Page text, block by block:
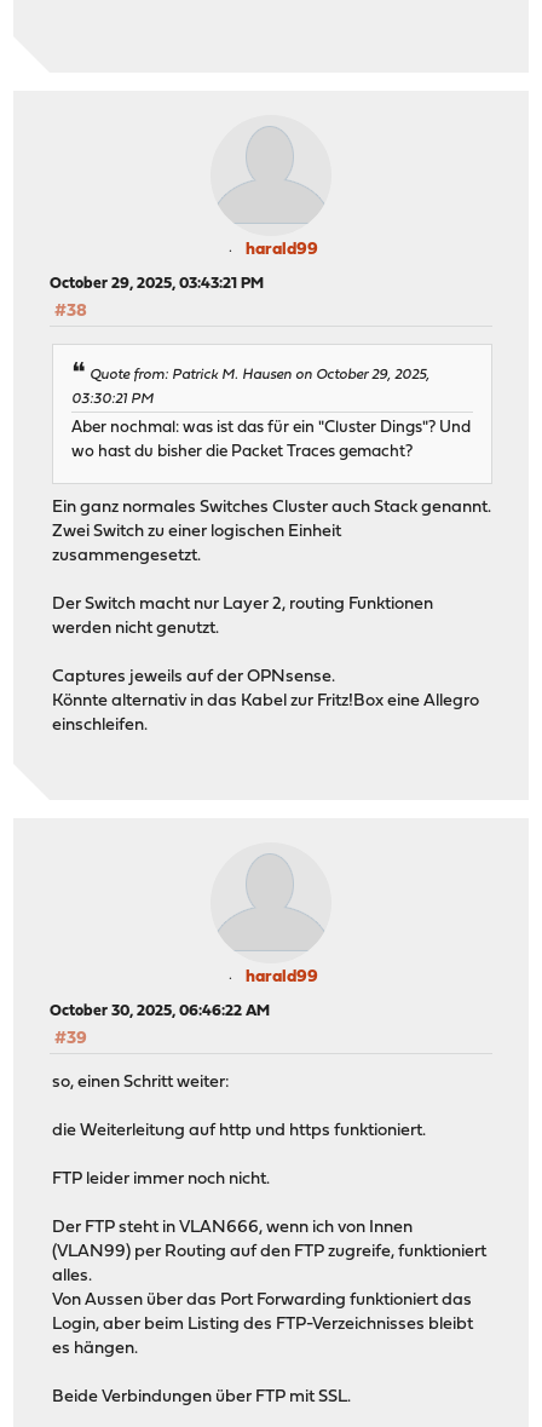
harald99
October 29, 2025, 03:43:21 PM
#38
Quote from: Patrick M. Hausen on October 29, 2025,
03:30:21 PM
Aber nochmal: was ist das für ein "Cluster Dings"? Und
wo hast du bisher die Packet Traces gemacht?
Ein ganz normales Switches Cluster auch Stack genannt.
Zwei Switch zu einer logischen Einheit
zusammengesetzt.
Der Switch macht nur Layer 2, routing Funktionen
werden nicht genutzt.
Captures jeweils auf der OPNsense.
Könnte alternativ in das Kabel zur Fritz!Box eine Allegro
einschleifen.
harald99
October 30, 2025, 06:46:22 AM
#39
so, einen Schritt weiter:
die Weiterleitung auf http und https funktioniert.
FTP leider immer noch nicht.
Der FTP steht in VLAN666, wenn ich von Innen
(VLAN99) per Routing auf den FTP zugreife, funktioniert
alles.
Von Aussen über das Port Forwarding funktioniert das
Login, aber beim Listing des FTP-Verzeichnisses bleibt
es hängen.
Beide Verbindungen über FTP mit SSL.